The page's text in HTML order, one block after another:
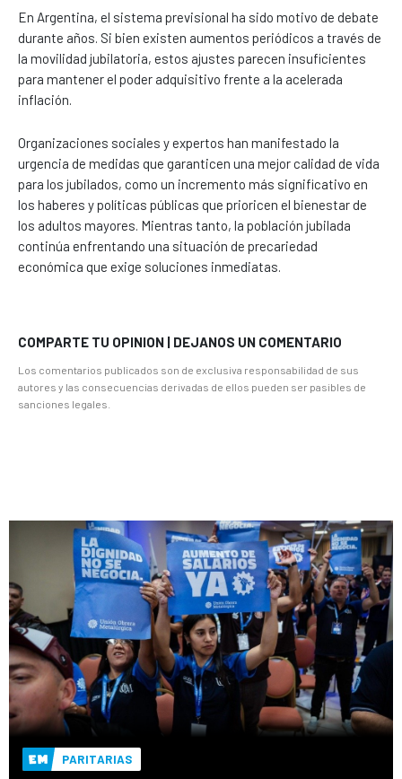
En Argentina, el sistema previsional ha sido motivo de debate
durante años. Si bien existen aumentos periódicos a través de
la movilidad jubilatoria, estos ajustes parecen insuficientes
para mantener el poder adquisitivo frente a la acelerada
inflación.
Organizaciones sociales y expertos han manifestado la
urgencia de medidas que garanticen una mejor calidad de vida
para los jubilados, como un incremento más significativo en
los haberes y políticas públicas que prioricen el bienestar de
los adultos mayores. Mientras tanto, la población jubilada
continúa enfrentando una situación de precariedad
económica que exige soluciones inmediatas.
COMPARTE TU OPINION | DEJANOS UN COMENTARIO
Los comentarios publicados son de exclusiva responsabilidad de sus
autores y las consecuencias derivadas de ellos pueden ser pasibles de
sanciones legales.
PARITARIAS